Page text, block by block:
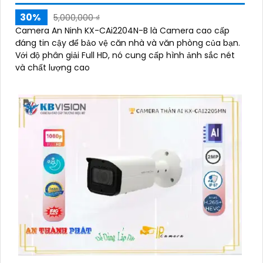
30%
5,000,000 ₫
Camera An Ninh KX-CAi2204N-B là Camera cao cấp
đáng tin cậy để bảo vệ căn nhà và văn phòng của bạn.
Với độ phân giải Full HD, nó cung cấp hình ảnh sắc nét
và chất lượng cao